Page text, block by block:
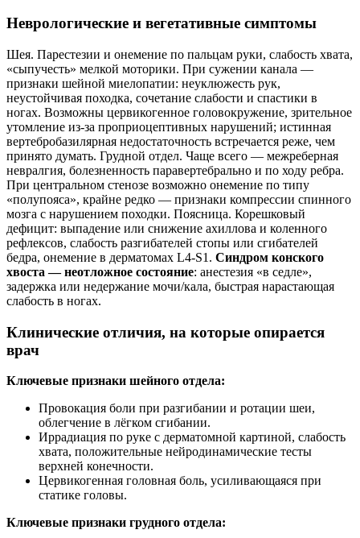
Неврологические и вегетативные симптомы
Шея. Парестезии и онемение по пальцам руки, слабость хвата,
«сыпучесть» мелкой моторики. При сужении канала —
признаки шейной миелопатии: неуклюжесть рук,
неустойчивая походка, сочетание слабости и спастики в
ногах. Возможны цервикогенное головокружение, зрительное
утомление из‑за проприоцептивных нарушений; истинная
вертебробазилярная недостаточность встречается реже, чем
принято думать. Грудной отдел. Чаще всего — межреберная
невралгия, болезненность паравертебрально и по ходу ребра.
При центральном стенозе возможно онемение по типу
«полупояса», крайне редко — признаки компрессии спинного
мозга с нарушением походки. Поясница. Корешковый
дефицит: выпадение или снижение ахиллова и коленного
рефлексов, слабость разгибателей стопы или сгибателей
бедра, онемение в дерматомах L4‑S1. Синдром конского
хвоста — неотложное состояние: анестезия «в седле»,
задержка или недержание мочи/кала, быстрая нарастающая
слабость в ногах.
Клинические отличия, на которые опирается
врач
Ключевые признаки шейного отдела:
Провокация боли при разгибании и ротации шеи,
облегчение в лёгком сгибании.
Иррадиация по руке с дерматомной картиной, слабость
хвата, положительные нейродинамические тесты
верхней конечности.
Цервикогенная головная боль, усиливающаяся при
статике головы.
Ключевые признаки грудного отдела: